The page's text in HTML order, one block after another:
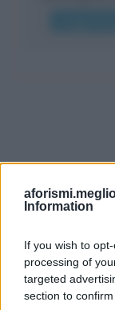
Information
If you wish to
processing of
targeted
section to confirm
Ricevi LE